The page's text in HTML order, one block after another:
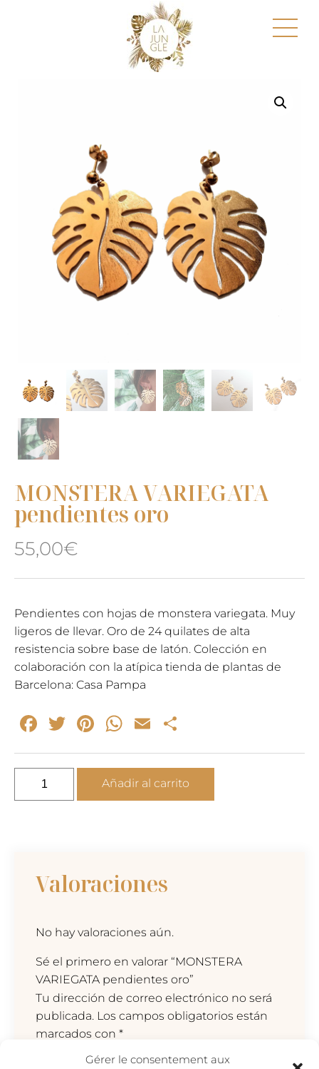
Gérer le consentement aux
MONSTERA VARIEGATA
pendientes oro
55,00€
Pendientes con hojas de monstera variegata. Muy
ligeros de llevar. Oro de 24 quilates de alta
resistencia sobre base de latón. Colección en
colaboración con la atípica tienda de plantas de
Barcelona: Casa Pampa
Facebook
Twitter
Pinterest
WhatsApp
Email
Añadir al carrito
Valoraciones
No hay valoraciones aún.
Sé el primero en valorar “MONSTERA
VARIEGATA pendientes oro”
Tu dirección de correo electrónico no será
publicada. Los campos obligatorios están
marcados con *
Tu valoración*